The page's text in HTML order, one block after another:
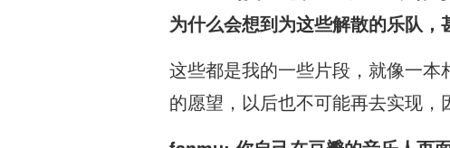
为什么会想到为这些解散的乐队
这些都是我的一些片段，就像一
的愿望，以后也不可能再去实现，